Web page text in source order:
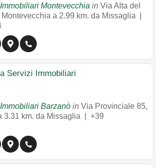
Montevecchia in Via Alta del
Montevecchia a 2.99 km. da Missaglia |
Servizi Immobiliari
Barzanò in Via Provinciale 85,
3.31 km. da Missaglia | +39